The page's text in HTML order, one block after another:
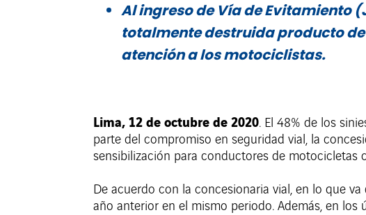
Al ingreso de Vía de Evitamiento
totalmente destruida producto
atención a los motociclistas.
Lima, 12 de octubre de 2020. El 48% de los
parte del compromiso en seguridad vial, la
sensibilización para conductores de motocicletas
De acuerdo con la concesionaria vial, en lo que
año anterior en el mismo periodo. Además, en